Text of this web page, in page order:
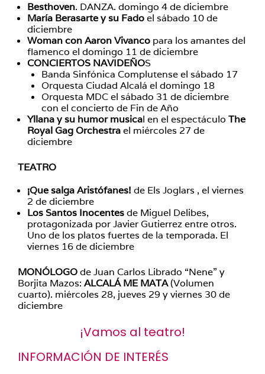
Besthoven. DANZA. domingo 4 de diciembre
María Berasarte y su Fadoel sábado 10 de
diciembre
Woman con Aaron Vivanco para los amantes del
flamenco el domingo 11 de diciembre
CONCIERTOS NAVIDEÑOS
Banda Sinfónica Complutense el sábado 17
Orquesta Ciudad Alcalá el domingo 18
Orquesta MDC el sábado 31 de diciembre
con el concierto de Fin de Año
Yllana y su humor musical en el espectáculo The
Royal Gag Orchestrael miércoles 27 de
diciembre
TEATRO
¡Que salga Aristófanes! de Els Joglars , el viernes
2 de diciembre
Los Santos Inocentesde Miguel Delibes,
protagonizada por Javier Gutierrez entre otros.
Uno de los platos fuertes de la temporada. El
viernes 16 de diciembre
MONÓLOGOde Juan Carlos Librado “Nene” y
Borjita Mazos: ALCALÁ ME MATA(Volumen
cuarto). miércoles 28, jueves 29 y viernes 30 de
diciembre
¡Vamos al teatro!
INFORMACIÓN DE INTERÉS